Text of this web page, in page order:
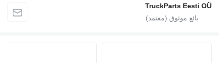
TruckParts Eesti